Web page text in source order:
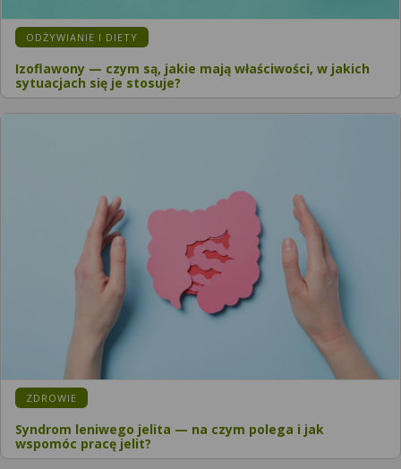
ODŻYWIANIE I DIETY
Izoflawony — czym są, jakie mają właściwości, w jakich
sytuacjach się je stosuje?
ZDROWIE
Syndrom leniwego jelita — na czym polega i jak
wspomóc pracę jelit?